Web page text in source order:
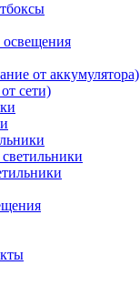
от аккумулятора)
сети)